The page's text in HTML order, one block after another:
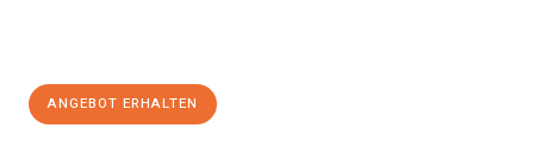
ANGEBOT ERHALTEN